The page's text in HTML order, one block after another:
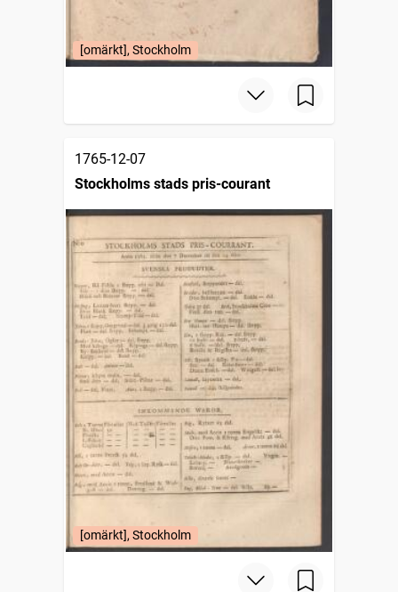
[omärkt], Stockholm
1765-12-07
Stockholms stads pris-courant
[omärkt], Stockholm